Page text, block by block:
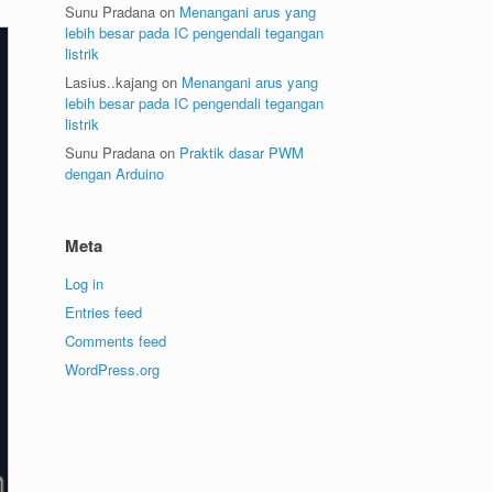
Sunu Pradana on Menangani arus yang
lebih besar pada IC pengendali tegangan
listrik
Lasius..kajang on Menangani arus yang
lebih besar pada IC pengendali tegangan
listrik
Sunu Pradana on Praktik dasar PWM
dengan Arduino
Meta
Log in
Entries feed
Comments feed
WordPress.org